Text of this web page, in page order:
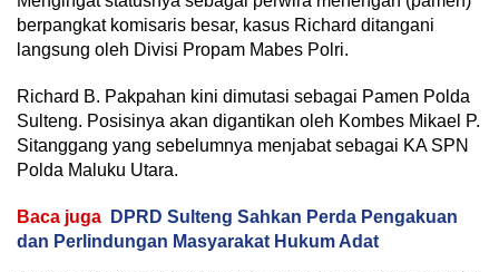
berpangkat komisaris besar, kasus Richard ditangani
langsung oleh Divisi Propam Mabes Polri.
Richard B. Pakpahan kini dimutasi sebagai Pamen Polda
Sulteng. Posisinya akan digantikan oleh Kombes Mikael P.
Sitanggang yang sebelumnya menjabat sebagai KA SPN
Polda Maluku Utara.
Baca juga
DPRD Sulteng Sahkan Perda Pengakuan
dan Perlindungan Masyarakat Hukum Adat